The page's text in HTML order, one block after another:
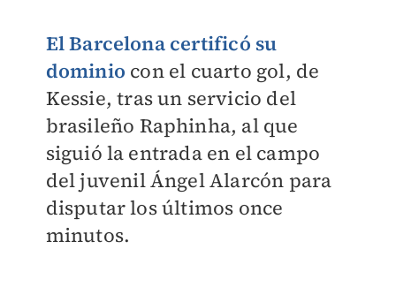
El Barcelona certificó su
dominio con el cuarto gol, de
Kessie, tras un servicio del
brasileño Raphinha, al que
siguió la entrada en el campo
del juvenil Ángel Alarcón para
disputar los últimos once
minutos.